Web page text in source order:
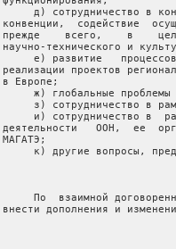
д) сотрудничество в
конвенции,  содействие
прежде    всего,    в
научно-технического и
е) развитие
реализации проектов
в Европе;
ж) глобальные
з) сотрудничество в
и) сотрудничество в
деятельности   ООН,  ее
МАГАТЭ;
к) другие вопросы,
По  взаимной
внести дополнения и